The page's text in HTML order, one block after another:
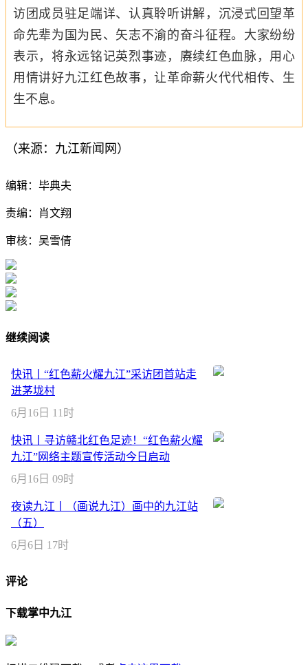
访团成员驻足端详、认真聆听讲解，沉浸式回望革
命先辈为国为民、矢志不渝的奋斗征程。大家纷纷
表示，将永远铭记英烈事迹，赓续红色血脉，用心
用情讲好九江红色故事，让革命薪火代代相传、生
生不息。
（来源：九江新闻网）
编辑：毕典夫
责编：肖文翔
审核：吴雪倩
继续阅读
快讯丨“红色薪火耀九江”采访团首站走
进茅垅村
6月16日 11时
快讯丨寻访赣北红色足迹！“红色薪火耀
九江”网络主题宣传活动今日启动
6月16日 09时
夜读九江丨（画说九江）画中的九江站
（五）
6月6日 17时
评论
下载掌中九江